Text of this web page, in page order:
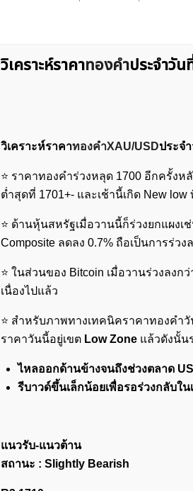
วิเคราะห์ราคาทองคําประจำวั
วิเคราะห์ราคาทองคำXAU/USDประจ
⭐️ ราคาทองคำร่วงหลุด 1700 อีกครั้ง
ต่ำสุดที่ 1701+- และเช้านี้เกิด New low
⭐️ ด้านหุ้นสหรัฐเมื่อวานนี้ก็ร่วงยกแผงเ
Composite ลดลง 0.7% ถือเป็นการร่ว
⭐️ ในส่วนของ Bitcoin เมื่อวานร่วงลง
เนื่องไปแล้ว
⭐️ สำหรับภาพทางเทคนิคราคาทองค
ราคาวันนี้อยู่เขต Low Zone แล้วดังนั้น
ไหลออกด้านข้างจนถึงช่วงตลาด US
รีบาวด์ขึ้นเล็กน้อยเพื่อรอร่วงกลับใน
แนวรับ-แนวต้าน
สถานะ : Slightly Bearish